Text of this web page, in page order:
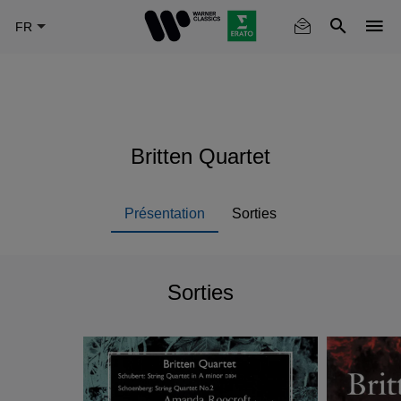
Britten Quartet
Présentation Sorties
Sorties